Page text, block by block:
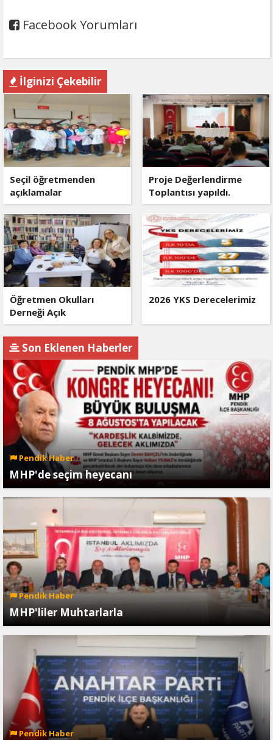
Facebook Yorumları
İlginizi Çekebilir
Seçil öğretmenden
açıklamalar
Proje Değerlendirme
Toplantısı yapıldı.
Öğretmen Okulları
Derneği Açık
2026 YKS Derecelerimiz
Son Eklenen Haberler
Pendik Haber
MHP'de seçim heyecanı
Pendik Haber
MHP'liler Muhtarlarla
Pendik Haber